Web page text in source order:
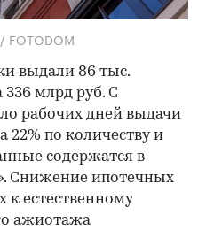
выдали 86 тыс.
млрд руб. С
рабочих дней выдачи
22% по количеству и
содержатся в
Снижение ипотечных
к естественному
ажиотажа